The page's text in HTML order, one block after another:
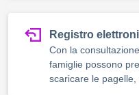
Registro
Con la
famiglie possono
scaricare le